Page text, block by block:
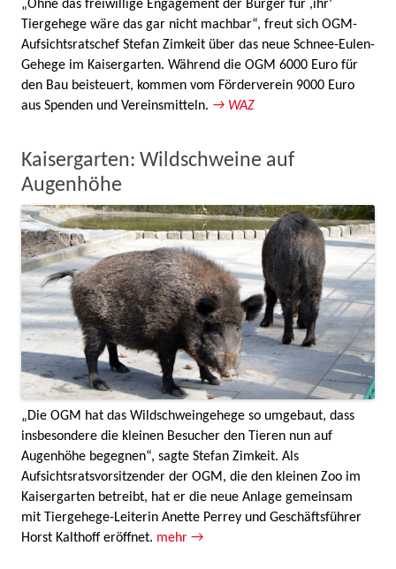
„Ohne das freiwillige Engagement der Bürger für ,ihr‘
Tiergehege wäre das gar nicht machbar“, freut sich OGM-
Aufsichtsratschef Stefan Zimkeit über das neue Schnee-Eulen-
Gehege im Kaisergarten. Während die OGM 6000 Euro für
den Bau beisteuert, kommen vom Förderverein 9000 Euro
aus Spenden und Vereinsmitteln. → WAZ
Kaisergarten: Wildschweine auf
Augenhöhe
„Die OGM hat das Wildschweingehege so umgebaut, dass
insbesondere die kleinen Besucher den Tieren nun auf
Augenhöhe begegnen“, sagte Stefan Zimkeit. Als
Aufsichtsratsvorsitzender der OGM, die den kleinen Zoo im
Kaisergarten betreibt, hat er die neue Anlage gemeinsam
mit Tiergehege-Leiterin Anette Perrey und Geschäftsführer
Horst Kalthoff eröffnet. mehr →